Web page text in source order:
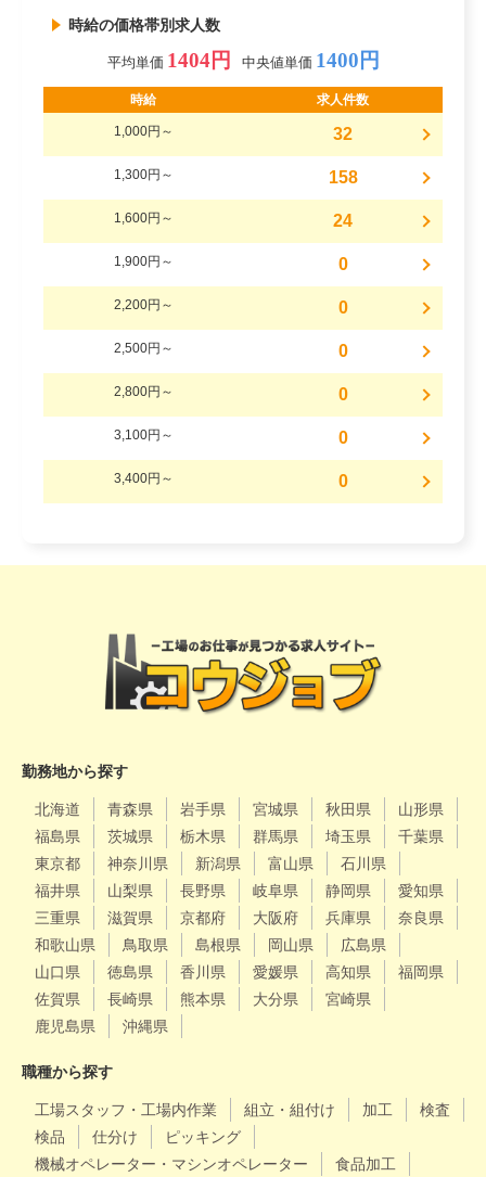
時給の価格帯別求人数
平均単価 1404円 中央値単価 1400円
時給 求人件数
1,000円～ 32
1,300円～ 158
1,600円～ 24
1,900円～ 0
2,200円～ 0
2,500円～ 0
2,800円～ 0
3,100円～ 0
3,400円～ 0
勤務地から探す
北海道 青森県 岩手県 宮城県 秋田県
山形県
福島県
茨城県 栃木県 群馬県 埼玉県
千葉県
東京都
神奈川県 新潟県 富山県
石川県
福井県
山梨県 長野県 岐阜県 静岡県
愛知県
三重県
滋賀県 京都府 大阪府 兵庫県
奈良県
和歌山県
鳥取県 島根県 岡山県
広島県
山口県
徳島県 香川県 愛媛県 高知県
福岡県
佐賀県
長崎県 熊本県 大分県
宮崎県
鹿児島県
沖縄県
職種から探す
工場スタッフ・工場内作業 組立・組付け 加工
検査
検品
仕分け
ピッキング
機械オペレーター・マシンオペレーター
食品加工